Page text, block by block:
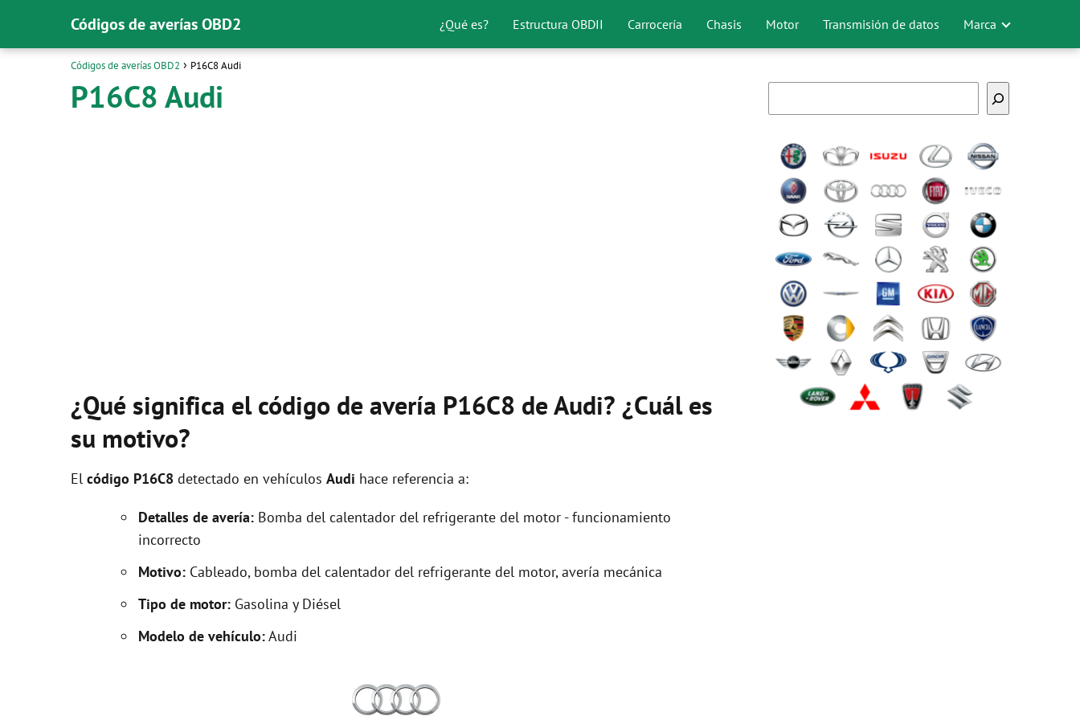
Códigos de averías OBD2 ¿Qué es? Estructura OBDII Carrocería Chasis Motor Transmisión de datos Marca
Códigos de averías OBD2 P16C8 Audi
P16C8 Audi
¿Qué significa el código de avería P16C8 de Audi? ¿Cuál es
su motivo?
El código P16C8 detectado en vehículos Audi hace referencia a:
Detalles de avería: Bomba del calentador del refrigerante del motor - funcionamiento
incorrecto
Motivo: Cableado, bomba del calentador del refrigerante del motor, avería mecánica
Tipo de motor: Gasolina y Diésel
Modelo de vehículo:Audi